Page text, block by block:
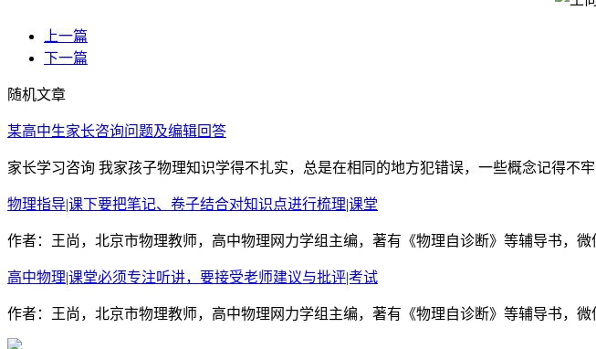
上一篇
下一篇
随机文章
某高中生家长咨询问题及编辑回答
家长学习咨询 我家孩子物理知识学得不扎实，总是在相同的地方犯错误，一些概念记得不
物理指导|课下要把笔记、卷子结合对知识点进行梳理|课堂
作者：王尚，北京市物理教师，高中物理网力学组主编，著有《物理自诊断》等辅导书，
高中物理|课堂必须专注听讲，要接受老师建议与批评|考试
作者：王尚，北京市物理教师，高中物理网力学组主编，著有《物理自诊断》等辅导书，